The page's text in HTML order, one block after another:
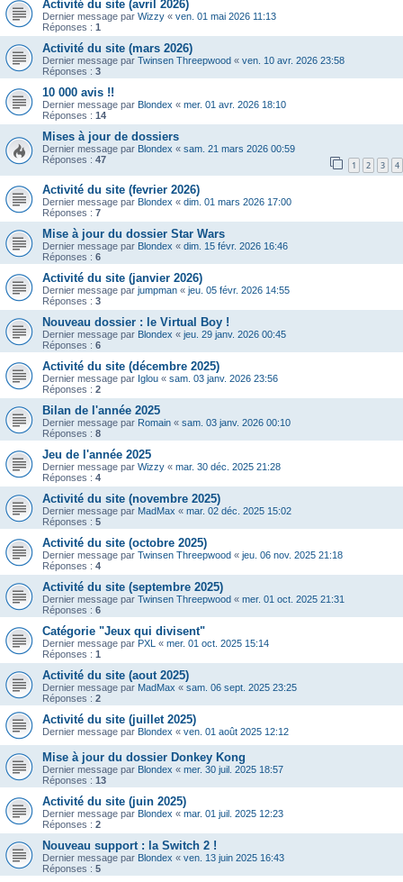
Activité du site (avril 2026)
Dernier message par Wizzy « ven. 01 mai 2026 11:13
Réponses : 1
Activité du site (mars 2026)
Dernier message par Twinsen Threepwood « ven. 10 avr. 2026 23:58
Réponses : 3
10 000 avis !!
Dernier message par Blondex « mer. 01 avr. 2026 18:10
Réponses : 14
Mises à jour de dossiers
Dernier message par Blondex « sam. 21 mars 2026 00:59
Réponses : 47 1 2 3 4
Activité du site (fevrier 2026)
Dernier message par Blondex « dim. 01 mars 2026 17:00
Réponses : 7
Mise à jour du dossier Star Wars
Dernier message par Blondex « dim. 15 févr. 2026 16:46
Réponses : 6
Activité du site (janvier 2026)
Dernier message par jumpman « jeu. 05 févr. 2026 14:55
Réponses : 3
Nouveau dossier : le Virtual Boy !
Dernier message par Blondex « jeu. 29 janv. 2026 00:45
Réponses : 6
Activité du site (décembre 2025)
Dernier message par Iglou « sam. 03 janv. 2026 23:56
Réponses : 2
Bilan de l'année 2025
Dernier message par Romain « sam. 03 janv. 2026 00:10
Réponses : 8
Jeu de l'année 2025
Dernier message par Wizzy « mar. 30 déc. 2025 21:28
Réponses : 4
Activité du site (novembre 2025)
Dernier message par MadMax « mar. 02 déc. 2025 15:02
Réponses : 5
Activité du site (octobre 2025)
Dernier message par Twinsen Threepwood « jeu. 06 nov. 2025 21:18
Réponses : 4
Activité du site (septembre 2025)
Dernier message par Twinsen Threepwood « mer. 01 oct. 2025 21:31
Réponses : 6
Catégorie "Jeux qui divisent"
Dernier message par PXL « mer. 01 oct. 2025 15:14
Réponses : 1
Activité du site (aout 2025)
Dernier message par MadMax « sam. 06 sept. 2025 23:25
Réponses : 2
Activité du site (juillet 2025)
Dernier message par Blondex « ven. 01 août 2025 12:12
Mise à jour du dossier Donkey Kong
Dernier message par Blondex « mer. 30 juil. 2025 18:57
Réponses : 13
Activité du site (juin 2025)
Dernier message par Blondex « mar. 01 juil. 2025 12:23
Réponses : 2
Nouveau support : la Switch 2 !
Dernier message par Blondex « ven. 13 juin 2025 16:43
Réponses : 5